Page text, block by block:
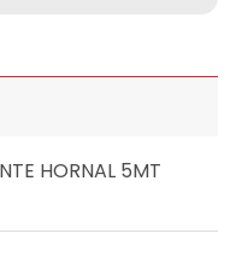
HORNAL 5MT